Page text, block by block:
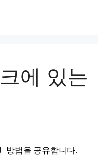
에 있는
방법을 공유합니다.